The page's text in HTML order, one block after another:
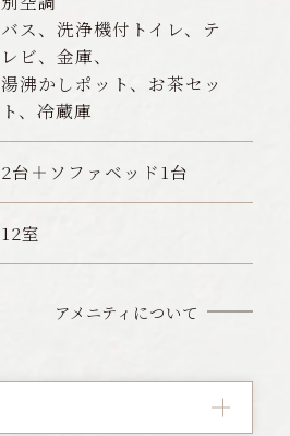
バス、洗浄機付トイレ、テ
レビ、金庫、
湯沸かしポット、お茶セッ
ト、冷蔵庫
2台＋ソファベッド1台
12室
アメニティについて